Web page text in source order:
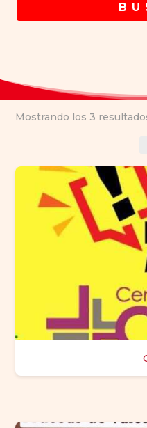
B U
Mostrando los 3